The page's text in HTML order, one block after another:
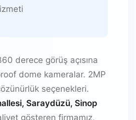
derece görüş açısına
dome kameralar. 2MP
seçenekleri.
Saraydüzü, Sinop
gösteren firmamız,